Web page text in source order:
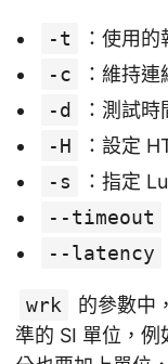
-t
：使用
-c
：維持連
-d
：測試時
-H
：設定
-s
：指定
--timeout
--latency
wrk
的參數中
準的 SI 單位，例